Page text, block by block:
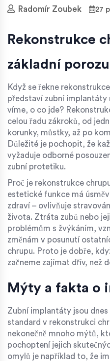
Radomír Zoubek 27
Rekonstrukce
základní
Když se řekne
představí zubní implantáty
víme, o co jde?
celou řadu zákroků, od
korunky, můstky, až po
Důležité je pochopit, že
vyžaduje odborné
zubní protetiku.
Proč je rekonstrukce
estetické funkce má
zdraví – ovlivňuje
života. Ztráta zubů nebo
problémům s žvýkáním,
změnám v posunutí
chrupu. Proto je dobře,
začneme zajímat dřív, než
Mýty a fakta o
Zubní implantáty jsou
standard v rekonstrukci
nekonečně mnoho mýtů,
pochoptení jejich
omylů je například to, že